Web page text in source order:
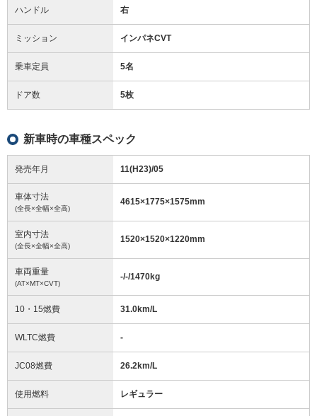
ハンドル 右
ミッション インパネCVT
乗車定員 5名
ドア数 5枚
新車時の車種スペック
発売年月 11(H23)/05
車体寸法
(全長×全幅×全高)
4615×1775×1575mm
室内寸法
(全長×全幅×全高)
1520×1520×1220mm
車両重量
(AT×MT×CVT)
-/-/1470kg
10・15燃費 31.0km/L
WLTC燃費 -
JC08燃費 26.2km/L
使用燃料 レギュラー